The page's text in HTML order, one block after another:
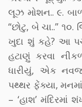
લૂઝ મોશન.. ૯.
“છોટુ, બે ચા..” ૧૦.
ખુદા શું કહે? આ
હટાણું કરવા
ધારીયું, એક
પથ્થર ફેંક્યા,
– ‘હાશ’